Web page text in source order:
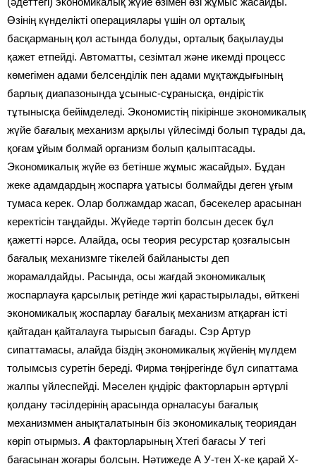
Өзінің күнделікті операциялары үшін ол орталық
басқарманың қол астында болуды, орталық бақылауды
қажет етпейді. Автоматты, сезімтал және икемді процесс
көмегімен адами белсенділік пен адами мұқтаждығының
барлық диапазонында ұсыныс-сұранысқа, өндірістік
тұтынысқа бейімделеді. Экономистің пікірінше экономикалық
жүйе бағалық механизм арқылы үйлесімді болып тұрады да,
қоғам ұйым болмай организм болып қалыптасады.
Экономикалық жүйе өз бетінше жұмыс жасайды». Бұдан
жеке адамдардың жоспарға ұатысы болмайды деген ұғым
тумаса керек. Олар болжамдар жасап, бәсекелер арасынан
керектісін таңдайды. Жүйеде тәртіп болсын десек бұл
қажетті нәрсе. Алайда, осы теория ресурстар қозғалысын
бағалық механизмге тікелей байланысты деп
жорамалдайды. Расында, осы жағдай экономикалық
жоспарлауға қарсылық ретінде жиі қарастырылады, өйткені
экономикалық жоспарлау бағалық механизм атқарған істі
қайтадан қайталауға тырысып бағады. Сэр Артур
сипаттамасы, алайда біздің экономикалық жүйенің мүлдем
толымсыз суретін береді. Фирма төңірегінде бұл сипаттама
жалпы үйлеспейді. Мәселен қндіріс факторларын әртүрлі
қолдану тәсілдерінің арасында орналасуы бағалық
механизммен анықталатынын біз экономикалық теориядан
көріп отырмыз. А факторларының Хтегі бағасы У тегі
бағасынан жоғары болсын. Нәтижеде А У-тен Х-ке қарай Х-